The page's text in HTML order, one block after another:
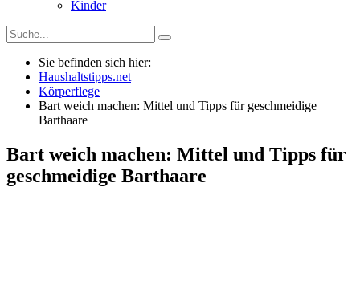
Kinder
Sie befinden sich hier:
Haushaltstipps.net
Körperflege
Bart weich machen: Mittel und Tipps für geschmeidige
Barthaare
Bart weich machen: Mittel und Tipps für
geschmeidige Barthaare